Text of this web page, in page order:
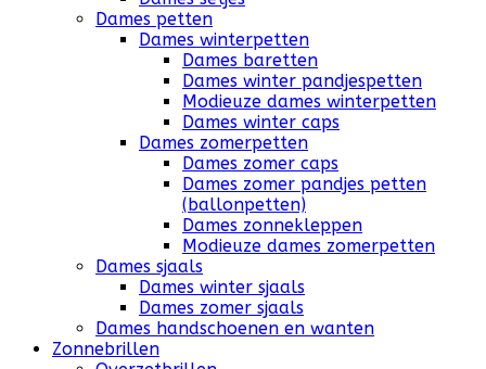
Dames petten
Dames winterpetten
Dames baretten
Dames winter pandjespetten
Modieuze dames winterpetten
Dames winter caps
Dames zomerpetten
Dames zomer caps
Dames zomer pandjes petten
(ballonpetten)
Dames zonnekleppen
Modieuze dames zomerpetten
Dames sjaals
Dames winter sjaals
Dames zomer sjaals
Dames handschoenen en wanten
Zonnebrillen